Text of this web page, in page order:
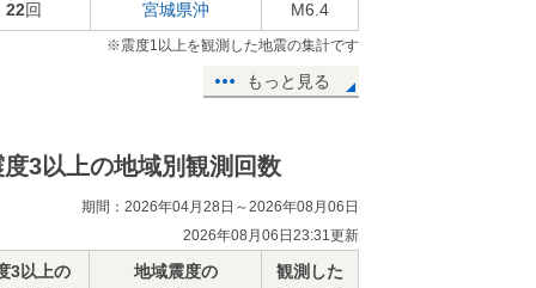
22回 宮城県沖 M6.4
※震度1以上を観測した地震の集計です
もっと見る
度3以上の地域別観測回数
期間：2026年04月28日～2026年08月06日
2026年08月06日23:31更新
3以上の
地域震度の
観測した